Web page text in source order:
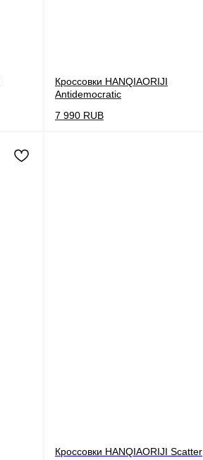
Кроссовки HANQIAORIJI
Antidemocratic
7 990 RUB
Кроссовки HANQIAORIJI Scatter